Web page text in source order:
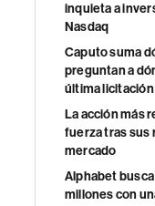
inquieta a
Nasdaq
Caputo suma
preguntan a
última licitación
La acción más
fuerza tras sus
mercado
Alphabet
millones con